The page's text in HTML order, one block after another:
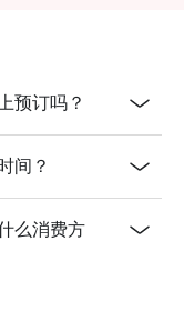
general line.
and senior
预订吗？
间？
么消费方